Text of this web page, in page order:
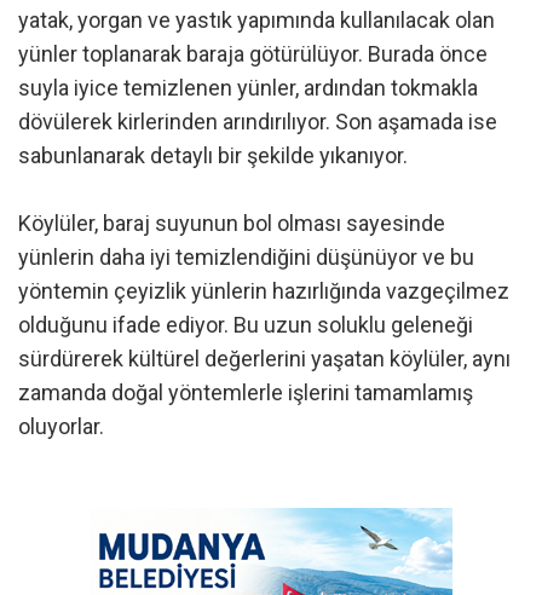
yatak, yorgan ve yastık yapımında kullanılacak olan
yünler toplanarak baraja götürülüyor. Burada önce
suyla iyice temizlenen yünler, ardından tokmakla
dövülerek kirlerinden arındırılıyor. Son aşamada ise
sabunlanarak detaylı bir şekilde yıkanıyor.
Köylüler, baraj suyunun bol olması sayesinde
yünlerin daha iyi temizlendiğini düşünüyor ve bu
yöntemin çeyizlik yünlerin hazırlığında vazgeçilmez
olduğunu ifade ediyor. Bu uzun soluklu geleneği
sürdürerek kültürel değerlerini yaşatan köylüler, aynı
zamanda doğal yöntemlerle işlerini tamamlamış
oluyorlar.